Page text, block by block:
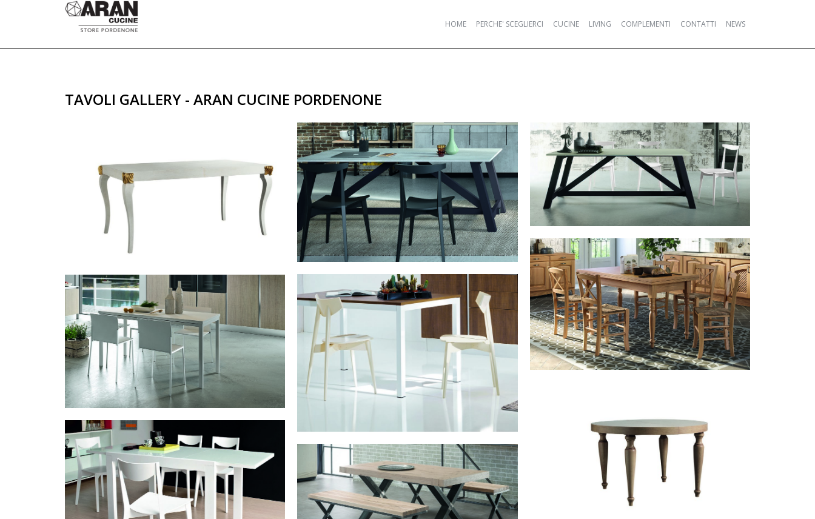
HOME PERCHE' SCEGLIERCI CUCINE LIVING COMPLEMENTI CONTATTI NEWS
TAVOLI GALLERY - ARAN CUCINE PORDENONE